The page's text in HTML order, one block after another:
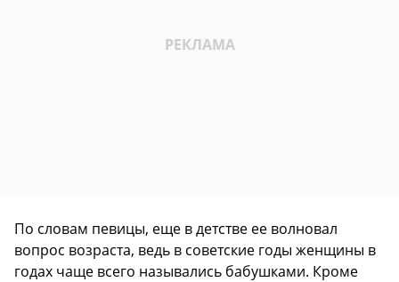
По словам певицы, еще в детстве ее волновал
вопрос возраста, ведь в советские годы женщины в
годах чаще всего назывались бабушками. Кроме